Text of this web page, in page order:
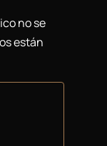
no se
están